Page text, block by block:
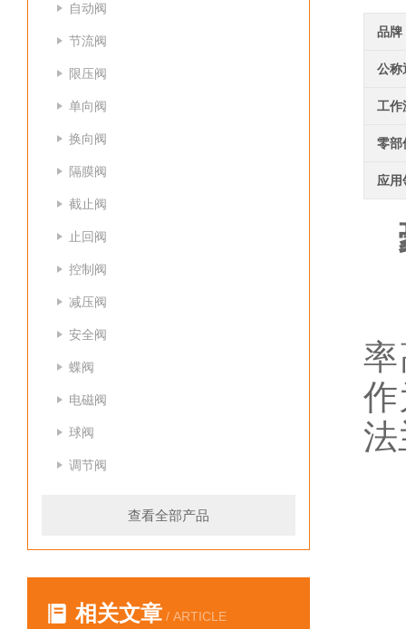
自动阀
节流阀
限压阀
单向阀
换向阀
隔膜阀
截止阀
止回阀
控制阀
减压阀
安全阀
蝶阀
电磁阀
球阀
调节阀
查看全部产品
相关文章 / ARTICLE
品牌
公称
工作
零部
应用